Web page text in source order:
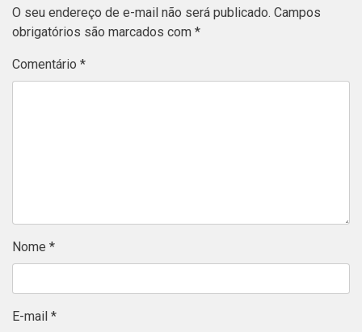
O seu endereço de e-mail não será publicado. Campos
obrigatórios são marcados com *
Comentário *
Nome *
E-mail *